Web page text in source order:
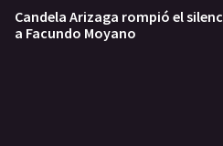
Candela Arizaga rompió el
a Facundo Moyano